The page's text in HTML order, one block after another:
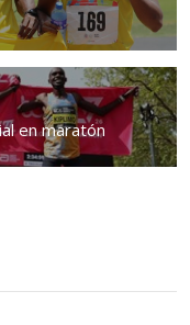
en maratón